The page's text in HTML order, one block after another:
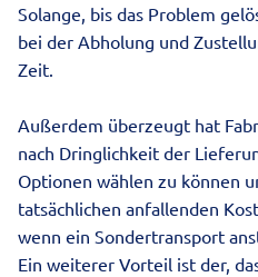
Solange, bis das Problem
bei der Abholung und
Zeit.
Außerdem überzeugt hat
nach Dringlichkeit der
Optionen wählen zu können
tatsächlichen anfallenden
wenn ein Sondertransport
Ein weiterer Vorteil ist der,